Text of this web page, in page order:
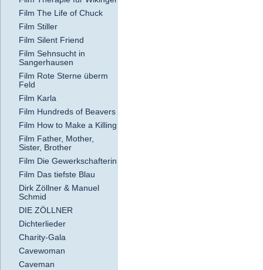
Film The Life of Chuck
Film Stiller
Film Silent Friend
Film Sehnsucht in
Sangerhausen
Film Rote Sterne überm
Feld
Film Karla
Film Hundreds of Beavers
Film How to Make a Killing
Film Father, Mother,
Sister, Brother
Film Die Gewerkschafterin
Film Das tiefste Blau
Dirk Zöllner & Manuel
Schmid
DIE ZÖLLNER
Dichterlieder
Charity-Gala
Cavewoman
Caveman